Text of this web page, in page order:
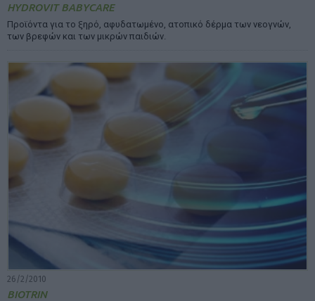
HYDROVIT BABYCARE
Προϊόντα για το ξηρό, αφυδατωµένο, ατοπικό δέρµα των νεογνών,
των βρεφών και των µικρών παιδιών.
26/2/2010
BIOTRIN